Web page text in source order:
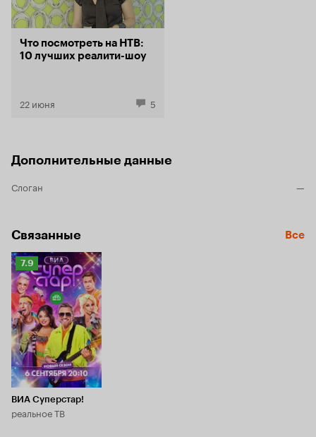
Что посмотреть на НТВ:
10 лучших реалити-шоу
22 июня 5
Дополнительные данные
Слоган —
Связанные Все
Рейтинг
Кинопоиска
7.9
7.9
ВИА Суперстар!
реальное ТВ